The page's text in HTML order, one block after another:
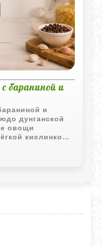
бараниной и
и
дунганской
овощи
кислинкой.
особенно